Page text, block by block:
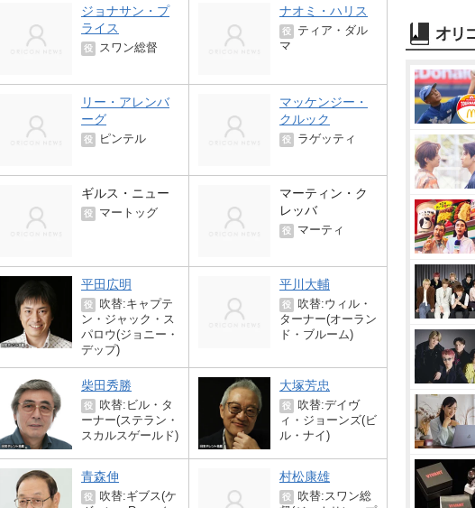
ジョナサン・プ
ライス
役 スワン総督
ナオミ・ハリス
役
ティア・ダル
マ
リー・アレンバ
ーグ
役 ピンテル
マッケンジー・
クルック
役 ラゲッティ
ギルス・ニュー
役 マートッグ
マーティン・ク
レッバ
役 マーティ
平田広明
役
吹替:キャプテ
ン・ジャック・ス
パロウ(ジョニー・
デップ)
平川大輔
役
吹替:ウィル・
ターナー(オーラン
ド・ブルーム)
柴田秀勝
役
吹替:ビル・タ
ーナー(ステラン・
スカルスゲールド)
大塚芳忠
役
吹替:デイヴ
ィ・ジョーンズ(ビ
ル・ナイ)
青森伸
役
吹替:ギブス(ケ
村松康雄
役
吹替:スワン総